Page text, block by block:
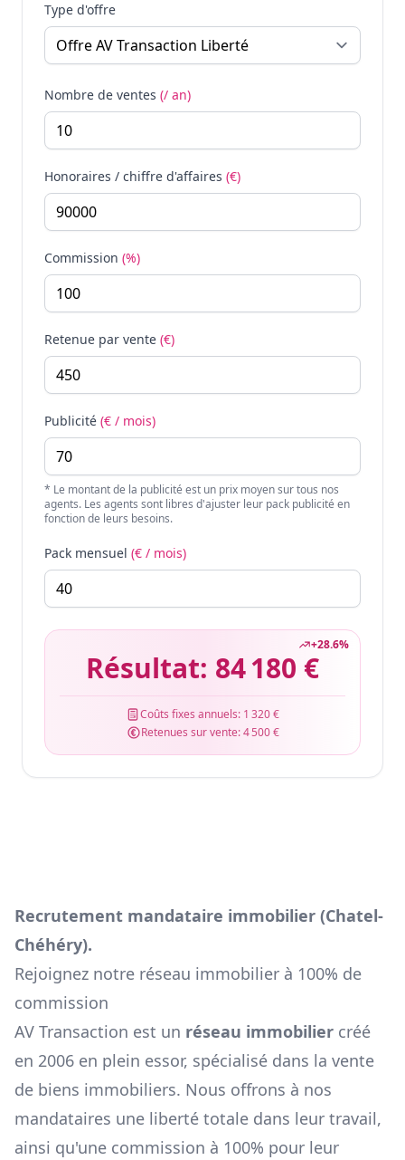
Type d'offre
Nombre de ventes (/ an)
Honoraires / chiffre d'affaires (€)
Commission (%)
Retenue par vente (€)
Publicité (€ / mois)
* Le montant de la publicité est un prix moyen sur tous nos
agents. Les agents sont libres d'ajuster leur pack publicité en
fonction de leurs besoins.
Pack mensuel (€ / mois)
+28.6%
Résultat: 84 180 €
Coûts fixes annuels: 1 320 €
Retenues sur vente:4 500 €
Recrutement mandataire immobilier (Chatel-
Chéhéry).
Rejoignez notre réseau immobilier à 100% de
commission
AV Transaction est un réseau immobilier créé
en 2006 en plein essor, spécialisé dans la vente
de biens immobiliers. Nous offrons à nos
mandataires une liberté totale dans leur travail,
ainsi qu'une commission à 100% pour leur